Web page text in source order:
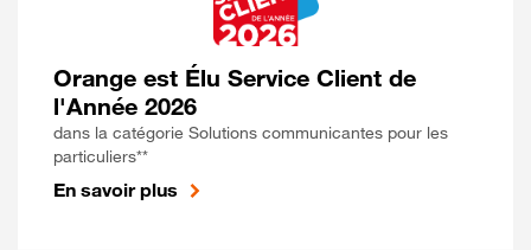
Orange est Élu Service Client de
l'Année 2026
dans la catégorie Solutions communicantes pour les
particuliers**
En savoir plus